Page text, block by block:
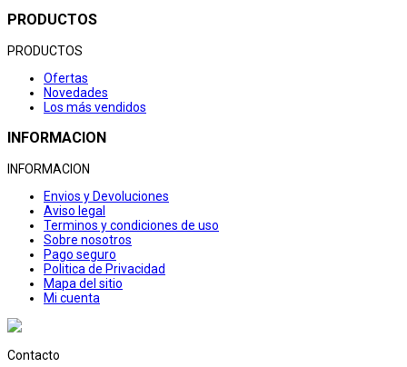
PRODUCTOS
PRODUCTOS
Ofertas
Novedades
Los más vendidos
INFORMACION
INFORMACION
Envios y Devoluciones
Aviso legal
Terminos y condiciones de uso
Sobre nosotros
Pago seguro
Politica de Privacidad
Mapa del sitio
Mi cuenta
Contacto